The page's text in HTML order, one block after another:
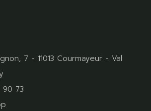
7 - 11013 Courmayeur - Val
90 73